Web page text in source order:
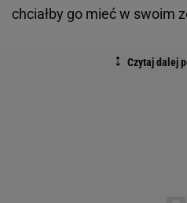
chciałby go mieć w swoim